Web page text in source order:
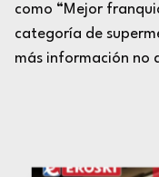
como “Mejor
categoría de
más información no